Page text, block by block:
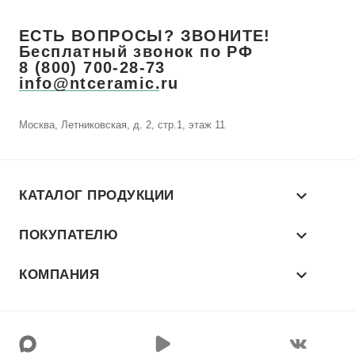
ЕСТЬ ВОПРОСЫ? ЗВОНИТЕ!
Бесплатный звонок по РФ
8 (800) 700-28-73
info@ntceramic.ru
Москва, Летниковская, д. 2, стр.1, этаж 11
КАТАЛОГ ПРОДУКЦИИ
ПОКУПАТЕЛЮ
КОМПАНИЯ